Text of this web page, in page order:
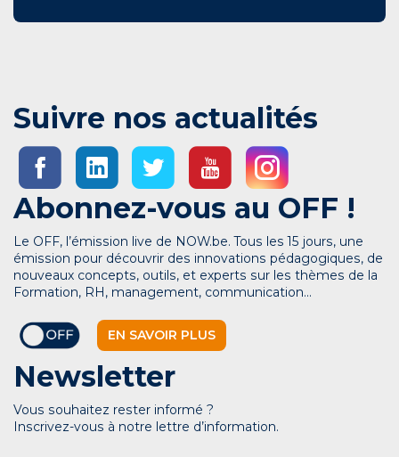
Suivre nos actualités
Abonnez-vous au OFF !
Le OFF, l’émission live de NOW.be. Tous les 15 jours, une
émission pour découvrir des innovations pédagogiques, de
nouveaux concepts, outils, et experts sur les thèmes de la
Formation, RH, management, communication…
EN SAVOIR PLUS
Newsletter
Vous souhaitez rester informé ?
Inscrivez-vous à notre lettre d’information.